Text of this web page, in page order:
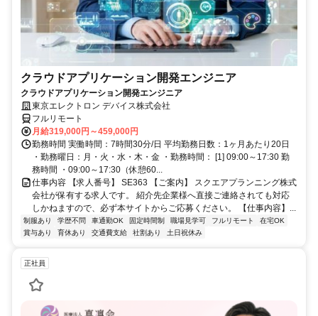
クラウドアプリケーション開発エンジニア
クラウドアプリケーション開発エンジニア
東京エレクトロン デバイス株式会社
フルリモート
月給319,000円～459,000円
勤務時間 実働時間：7時間30分/日 平均勤務日数：1ヶ月あたり20日
・勤務曜日：月・火・水・木・金 ・勤務時間： [1] 09:00～17:30 勤
務時間 ・09:00～17:30（休憩60...
仕事内容 【求人番号】 SE363 【ご案内】 スクエアプランニング株式
会社が保有する求人です。 紹介先企業様へ直接ご連絡されても対応
しかねますので、必ず本サイトからご応募ください。 【仕事内容】...
制服あり 学歴不問 車通勤OK 固定時間制 職場見学可 フルリモート
在宅OK
賞与あり
育休あり 交通費支給 社割あり 土日祝休み
正社員